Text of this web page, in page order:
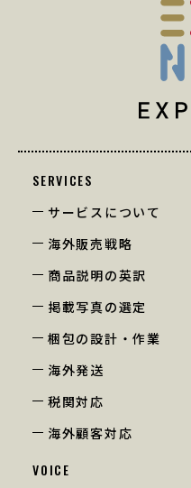
SERVICES
サービスについて
海外販売戦略
商品説明の英訳
掲載写真の選定
梱包の設計・作業
海外発送
税関対応
海外顧客対応
VOICE